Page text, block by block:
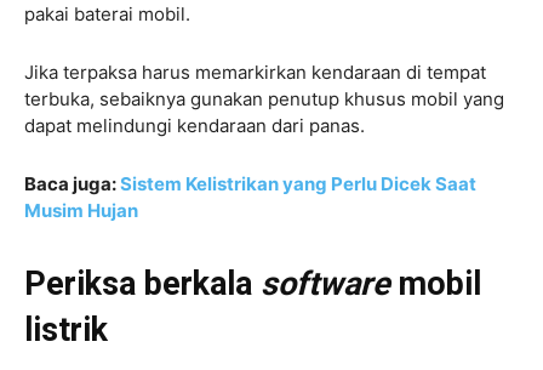
pakai baterai mobil.
Jika terpaksa harus memarkirkan kendaraan di tempat
terbuka, sebaiknya gunakan penutup khusus mobil yang
dapat melindungi kendaraan dari panas.
Baca juga:Sistem Kelistrikan yang Perlu Dicek Saat
Musim Hujan
Periksa berkala software mobil
listrik